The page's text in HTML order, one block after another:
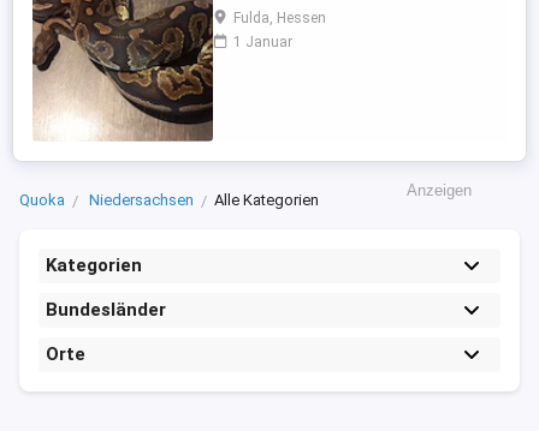
Clown, Monsoon Subadult 0.1 Enchi Fire
Pinstripe 1.0 Pastel Banana Clown 100%
het pied female maker Alle Papiere und
Fulda, Hessen
1 Januar
Quoka Niedersachsen Alle Kategorien
Kategorien
Bundesländer
Orte
Anzeigen